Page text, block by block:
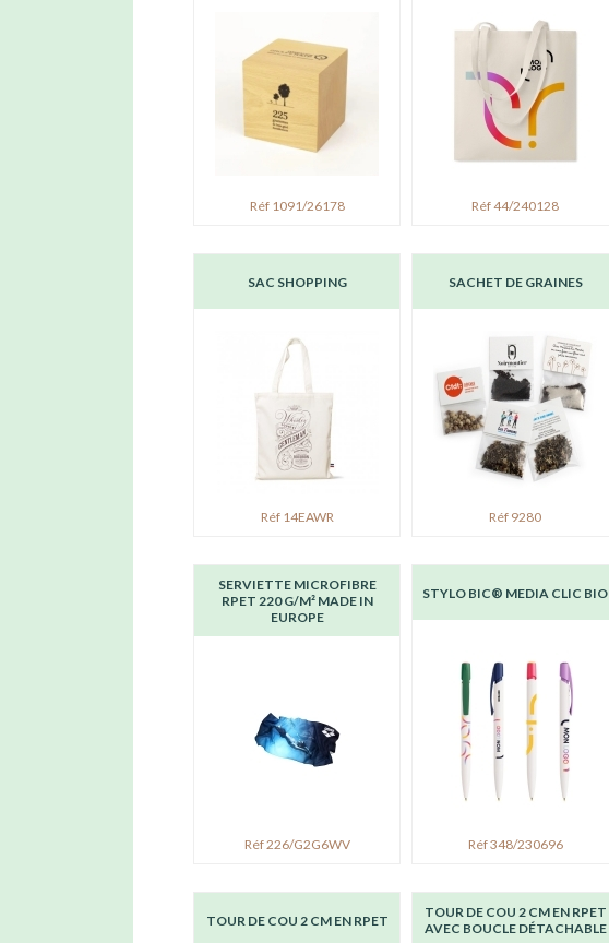
Réf 1091/26178 Réf 44/240128
SAC SHOPPING
Réf 14EAWR
SACHET DE GRAINES
Réf 9280
SERVIETTE MICROFIBRE
RPET 220 G/M² MADE IN
EUROPE
Réf 226/G2G6WV
STYLO BIC® MEDIA CLIC BIO
Réf 348/230696
TOUR DE COU 2 CM EN RPET
TOUR DE COU 2 CM EN RPET
AVEC BOUCLE DÉTACHABLE